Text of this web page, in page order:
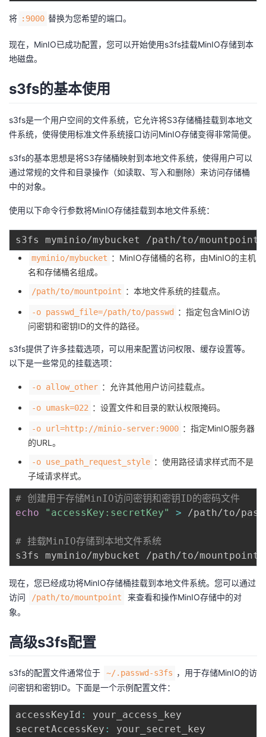
将 :9000 替换为您希望的端口。
现在，MinIO已成功配置，您可以开始使用s3fs挂载MinIO存储到本
地磁盘。
s3fs的基本使用
s3fs是一个用户空间的文件系统，它允许将S3存储桶挂载到本地文
件系统，使得使用标准文件系统接口访问MinIO存储变得非常简便。
s3fs的基本思想是将S3存储桶映射到本地文件系统，使得用户可以
通过常规的文件和目录操作（如读取、写入和删除）来访问存储桶
中的对象。
使用以下命令行参数将MinIO存储挂载到本地文件系统：
s3fs myminio/mybucket /path/to/
myminio/mybucket ：MinIO存储桶的名称，由MinIO的主机
名和存储桶名组成。
/path/to/mountpoint ：本地文件系统的挂载点。
-o passwd_file=/path/to/passwd ：指定包含MinIO访
问密钥和密钥ID的文件的路径。
s3fs提供了许多挂载选项，可以用来配置访问权限、缓存设置等。
以下是一些常见的挂载选项：
-o allow_other ：允许其他用户访问挂载点。
-o umask=022 ：设置文件和目录的默认权限掩码。
-o url=http://minio-server:9000 ：指定MinIO服务器
的URL。
-o use_path_request_style ：使用路径请求样式而不是
子域请求样式。
# 创建用于存储MinIO访问密钥和密钥ID的密码文件
echo
"accessKey:secretKey" > /path/to/
# 挂载MinIO存储到本地文件系统
s3fs myminio/mybucket /path/to/
现在，您已经成功将MinIO存储桶挂载到本地文件系统。您可以通过
访问
/path/to/mountpoint
来查看和操作MinIO存储中的对
象。
高级s3fs配置
s3fs的配置文件通常位于 ~/.passwd-s3fs ，用于存储MinIO的访
问密钥和密钥ID。下面是一个示例配置文件：
accessKeyId :
your_access_key
secretAccessKey :